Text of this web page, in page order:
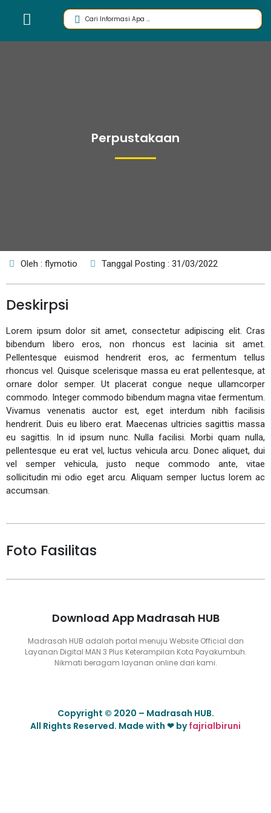
Perpustakaan
Oleh : flymotio Tanggal Posting : 31/03/2022
Deskirpsi
Lorem ipsum dolor sit amet, consectetur adipiscing elit. Cras
bibendum libero eros, non rhoncus est lacinia sit amet.
Pellentesque euismod hendrerit eros, ac fermentum tellus
rhoncus vel. Quisque scelerisque massa eu erat pellentesque, at
ornare dolor semper. Ut placerat congue neque ullamcorper
commodo. Integer commodo bibendum magna vitae fermentum.
Vivamus venenatis auctor est, eget interdum nibh facilisis
hendrerit. Duis eu libero erat. Maecenas ultricies sagittis massa
eu sagittis. In id ipsum nunc. Nulla facilisi. Morbi quam nulla,
pellentesque eu erat vel, luctus vehicula arcu. Donec aliquet, dui
vel semper vehicula, justo neque commodo ante, vitae
sollicitudin mi odio eget arcu. Aliquam semper luctus lorem ac
accumsan.
Foto Fasilitas
Download App Madrasah HUB
Madrasah HUB adalah portal menuju Website Official dan
Layanan Digital MAN 3 Plus Keterampilan Kota Payakumbuh.
Nikmati beragam layanan online dari kami.
Copyright © 2020 – Madrasah HUB.
All Rights Reserved. Made with ❤ byfajrialbiruni